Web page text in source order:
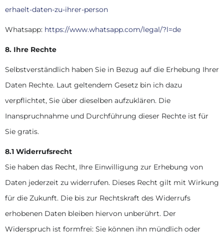
erhaelt-daten-zu-ihrer-person
Whatsapp: https://www.whatsapp.com/legal/?l=de
8. Ihre Rechte
Selbstverständlich haben Sie in Bezug auf die Erhebung Ihrer
Daten Rechte. Laut geltendem Gesetz bin ich dazu
verpflichtet, Sie über dieselben aufzuklären. Die
Inanspruchnahme und Durchführung dieser Rechte ist für
Sie gratis.
8.1 Widerrufsrecht
Sie haben das Recht, Ihre Einwilligung zur Erhebung von
Daten jederzeit zu widerrufen. Dieses Recht gilt mit Wirkung
für die Zukunft. Die bis zur Rechtskraft des Widerrufs
erhobenen Daten bleiben hiervon unberührt. Der
Widerspruch ist formfrei: Sie können ihn mündlich oder